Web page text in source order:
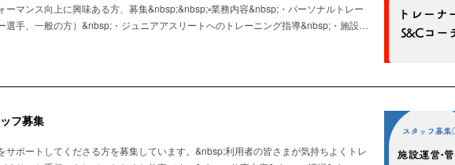
ーマンス向上に興味ある方、募集&nbsp;&nbsp;▫️業務内容&nbsp;・パーソナルトレー
選手、一般の方）&nbsp;・ジュニアアスリートへのトレーニング指導&nbsp;・施設…
フ募集
サポートしてくださる方を募集しています。&nbsp;利用者の皆さまが気持ちよくトレ